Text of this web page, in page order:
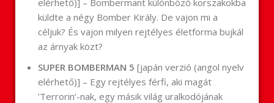
küldte a négy Bomber Király. De vajon mi a
céljuk? És vajon milyen rejtélyes életforma bujkál
az árnyak közt?
SUPER BOMBERMAN 5[japán verzió (angol nyelv
elérhető)] – Egy rejtélyes férfi, aki magát
’Terrorin’-nak, egy másik világ uralkodójának